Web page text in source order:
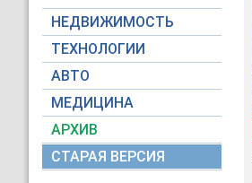
НЕДВИЖИМОСТЬ
ТЕХНОЛОГИИ
АВТО
МЕДИЦИНА
АРХИВ
СТАРАЯ ВЕРСИЯ